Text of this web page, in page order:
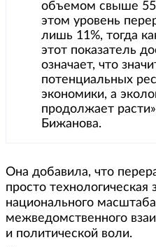
объемом свыше
этом уровень
лишь 11%, тогда
этот показатель
означает, что
потенциальных
экономики, а
продолжает
Бижанова.
Она добавила, что
просто технологическая
национального
межведомственного
и политической воли.